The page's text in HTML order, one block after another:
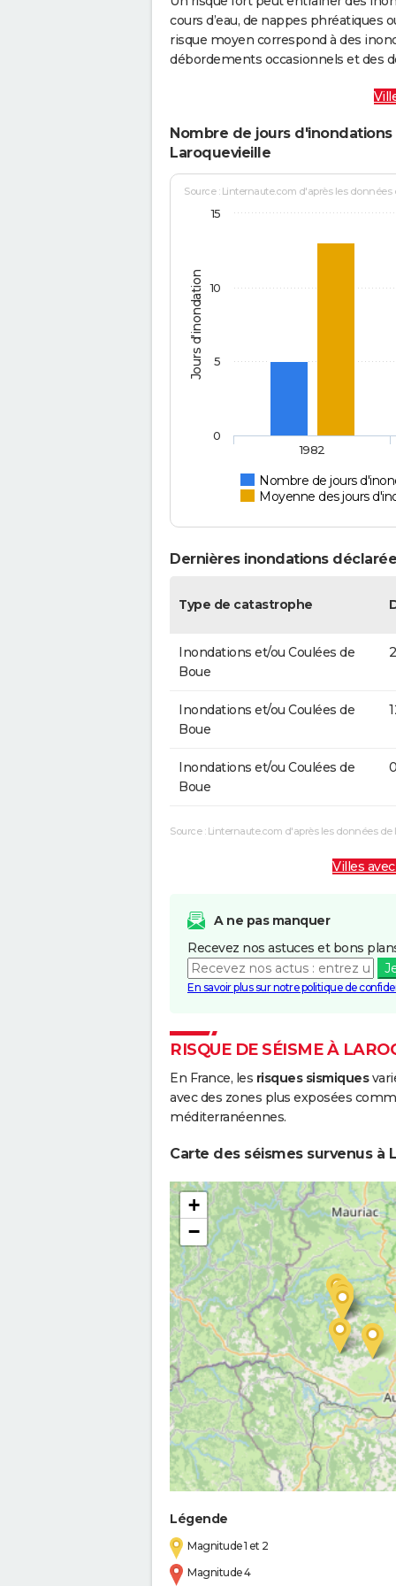
cours d’eau, de nappes phréatiques
risque moyen correspond à des
débordements occasionnels et des
Nombre de jours
Laroquevieille
Jours d'inondation
Source : Linternaute.com d'après les données
Nombre de jours
Moyenne des jours
1982
0
5
10
15
Dernières inondations
Type de catastrophe
Inondations et/ou Coulées de
Boue
Inondations et/ou Coulées de
Boue
Inondations et/ou Coulées de
Boue
Source : Linternaute.com d'après les données de
Villes
A ne pas manquer
Recevez nos astuces et bons
En savoir plus sur notre politique de
RISQUE DE SÉISME À
En France, les risques sismiques
avec des zones plus exposées
méditerranéennes.
Carte des séismes survenus à
+
−
Légende
Magnitude 1 et 2
Magnitude 4